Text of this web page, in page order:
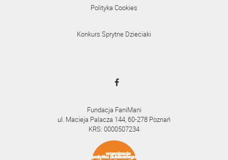
Polityka Cookies
Konkurs Sprytne Dzieciaki
Fundacja FaniMani
ul. Macieja Palacza 144, 60-278 Poznań
KRS: 0000507234